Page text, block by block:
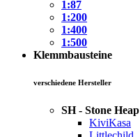
1:87
1:200
1:400
1:500
Klemmbausteine
verschiedene Hersteller
SH - Stone Heap
KiviKasa